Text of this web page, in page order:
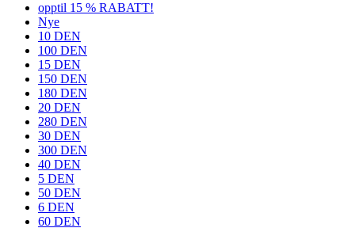
opptil 15 % RABATT!
Nye
10 DEN
100 DEN
15 DEN
150 DEN
180 DEN
20 DEN
280 DEN
30 DEN
300 DEN
40 DEN
5 DEN
50 DEN
6 DEN
60 DEN